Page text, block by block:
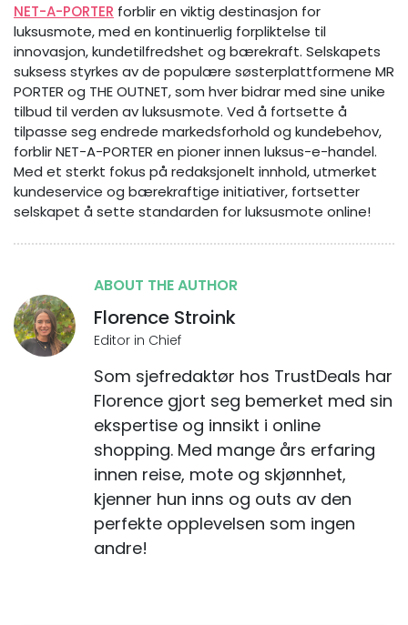
NET-A-PORTER forblir en viktig destinasjon for
luksusmote, med en kontinuerlig forpliktelse til
innovasjon, kundetilfredshet og bærekraft. Selskapets
suksess styrkes av de populære søsterplattformene MR
PORTER og THE OUTNET, som hver bidrar med sine unike
tilbud til verden av luksusmote. Ved å fortsette å
tilpasse seg endrede markedsforhold og kundebehov,
forblir NET-A-PORTER en pioner innen luksus-e-handel.
Med et sterkt fokus på redaksjonelt innhold, utmerket
kundeservice og bærekraftige initiativer, fortsetter
selskapet å sette standarden for luksusmote online!
ABOUT THE AUTHOR
Florence Stroink
Editor in Chief
Som sjefredaktør hos TrustDeals har
Florence gjort seg bemerket med sin
ekspertise og innsikt i online
shopping. Med mange års erfaring
innen reise, mote og skjønnhet,
kjenner hun inns og outs av den
perfekte opplevelsen som ingen
andre!